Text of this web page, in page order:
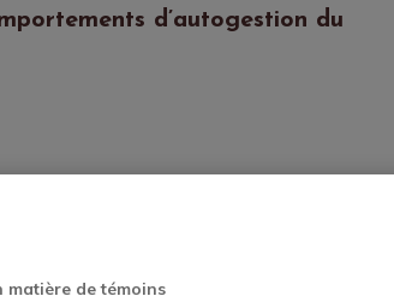
d’autogestion du
matière de témoins